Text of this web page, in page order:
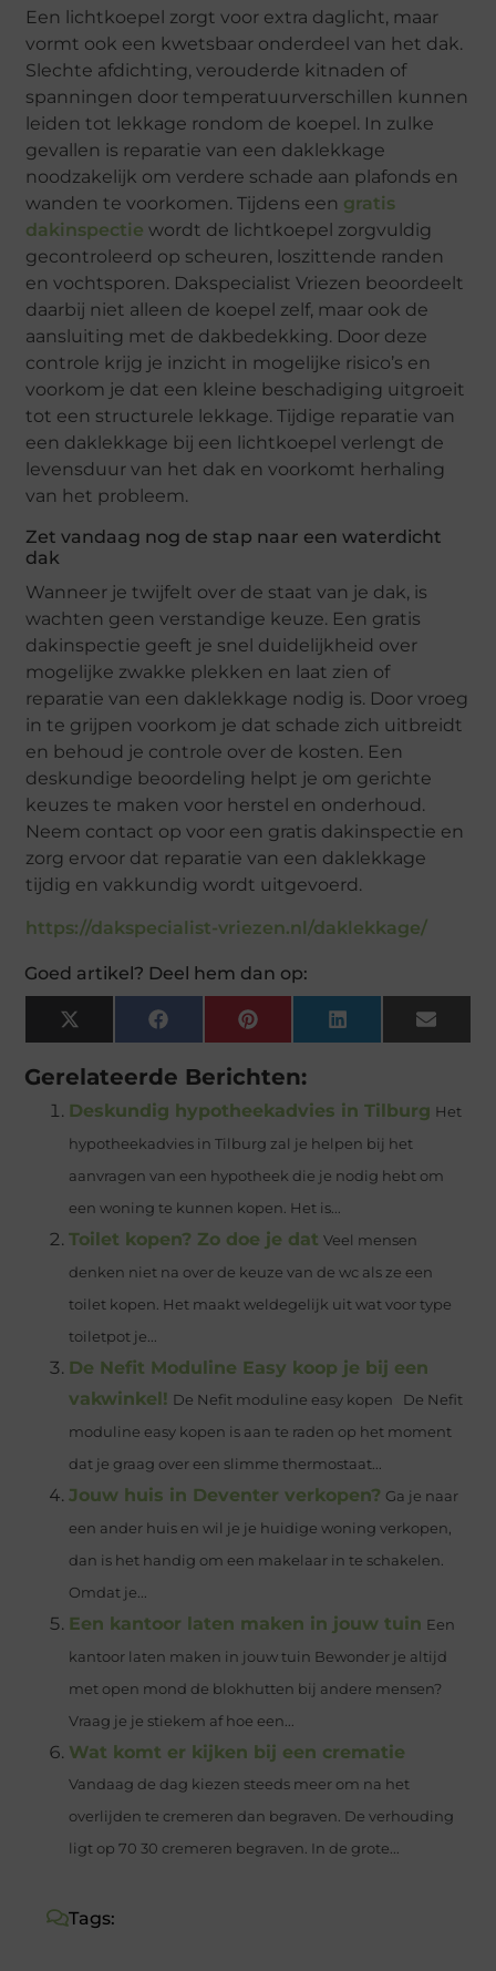
Een lichtkoepel zorgt voor extra daglicht, maar
vormt ook een kwetsbaar onderdeel van het dak.
Slechte afdichting, verouderde kitnaden of
spanningen door temperatuurverschillen kunnen
leiden tot lekkage rondom de koepel. In zulke
gevallen is reparatie van een daklekkage
noodzakelijk om verdere schade aan plafonds en
wanden te voorkomen. Tijdens een gratis
dakinspectie wordt de lichtkoepel zorgvuldig
gecontroleerd op scheuren, loszittende randen
en vochtsporen. Dakspecialist Vriezen beoordeelt
daarbij niet alleen de koepel zelf, maar ook de
aansluiting met de dakbedekking. Door deze
controle krijg je inzicht in mogelijke risico’s en
voorkom je dat een kleine beschadiging uitgroeit
tot een structurele lekkage. Tijdige reparatie van
een daklekkage bij een lichtkoepel verlengt de
levensduur van het dak en voorkomt herhaling
van het probleem.
Zet vandaag nog de stap naar een waterdicht
dak
Wanneer je twijfelt over de staat van je dak, is
wachten geen verstandige keuze. Een gratis
dakinspectie geeft je snel duidelijkheid over
mogelijke zwakke plekken en laat zien of
reparatie van een daklekkage nodig is. Door vroeg
in te grijpen voorkom je dat schade zich uitbreidt
en behoud je controle over de kosten. Een
deskundige beoordeling helpt je om gerichte
keuzes te maken voor herstel en onderhoud.
Neem contact op voor een gratis dakinspectie en
zorg ervoor dat reparatie van een daklekkage
tijdig en vakkundig wordt uitgevoerd.
https://dakspecialist-vriezen.nl/daklekkage/
Goed artikel? Deel hem dan op:
X
(Twitter)
FacebookPinterestLinkedIn Email
Gerelateerde Berichten:
Deskundig hypotheekadvies in Tilburg Het
hypotheekadvies in Tilburg zal je helpen bij het
aanvragen van een hypotheek die je nodig hebt om
een woning te kunnen kopen. Het is...
Toilet kopen? Zo doe je dat Veel mensen
denken niet na over de keuze van de wc als ze een
toilet kopen. Het maakt weldegelijk uit wat voor type
toiletpot je...
De Nefit Moduline Easy koop je bij een
vakwinkel! De Nefit moduline easy kopen De Nefit
moduline easy kopen is aan te raden op het moment
dat je graag over een slimme thermostaat...
Jouw huis in Deventer verkopen? Ga je naar
een ander huis en wil je je huidige woning verkopen,
dan is het handig om een makelaar in te schakelen.
Omdat je...
Een kantoor laten maken in jouw tuin Een
kantoor laten maken in jouw tuin Bewonder je altijd
met open mond de blokhutten bij andere mensen?
Vraag je je stiekem af hoe een...
Wat komt er kijken bij een crematie
Vandaag de dag kiezen steeds meer om na het
overlijden te cremeren dan begraven. De verhouding
ligt op 70 30 cremeren begraven. In de grote...
Tags: